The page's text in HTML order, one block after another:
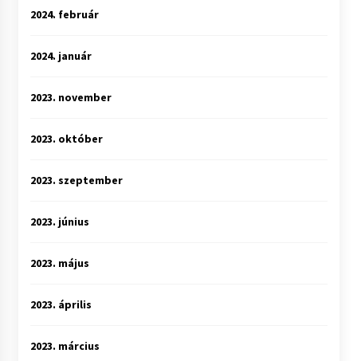
2024. február
2024. január
2023. november
2023. október
2023. szeptember
2023. június
2023. május
2023. április
2023. március